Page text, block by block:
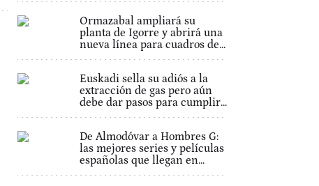
Ormazabal ampliará su
planta de Igorre y abrirá una
nueva línea para cuadros de...
Euskadi sella su adiós a la
extracción de gas pero aún
debe dar pasos para cumplir...
De Almodóvar a Hombres G:
las mejores series y películas
españolas que llegan en...